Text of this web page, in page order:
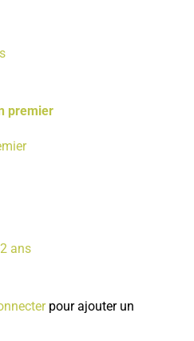
premier
ans
pour ajouter un